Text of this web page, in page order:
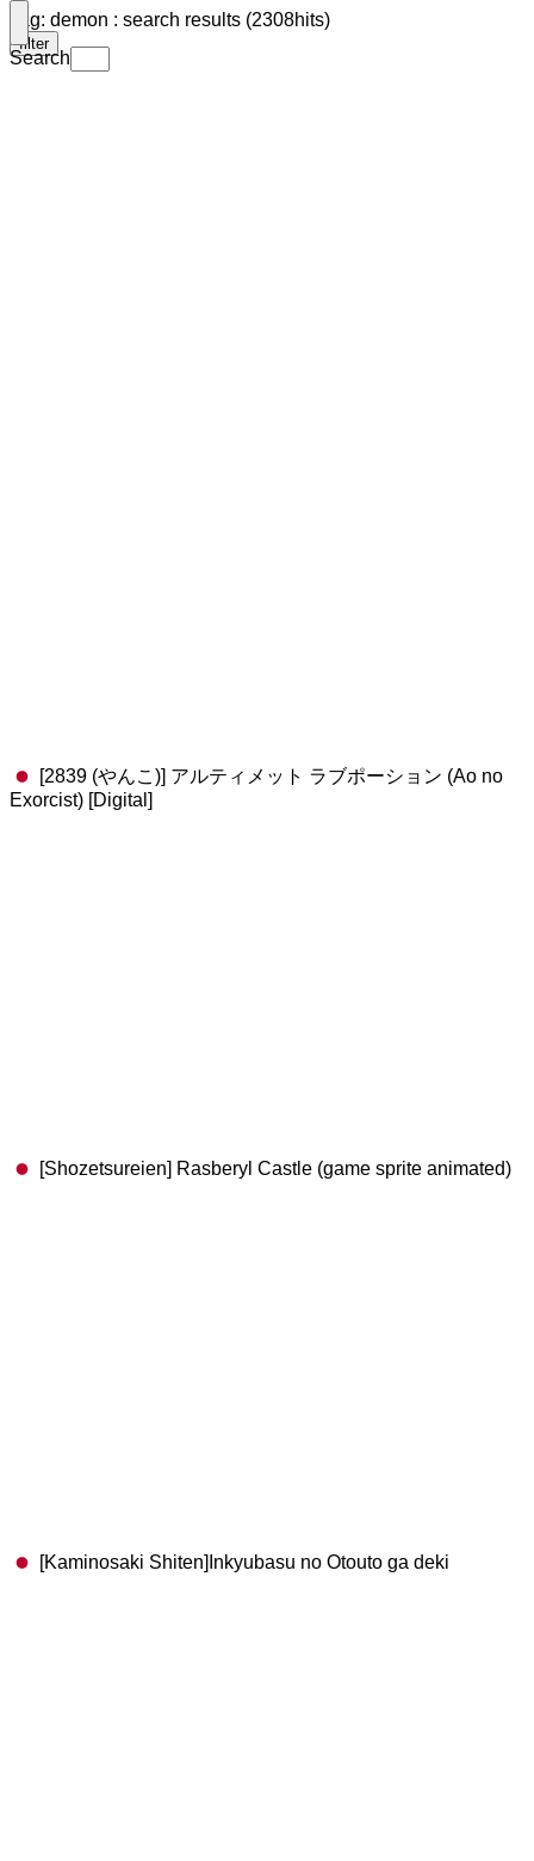
Search
Tag: demon : search results (2308hits)
filter
[2839 (やんこ)] アルティメット ラブポーション (Ao no
Exorcist) [Digital]
[Shozetsureien] Rasberyl Castle (game sprite animated)
[Kaminosaki Shiten]Inkyubasu no Otouto ga deki